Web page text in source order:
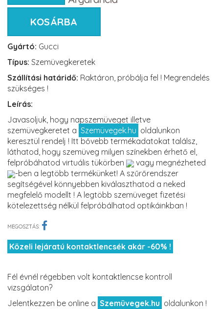
KOSÁRBA
Gyártó: Gucci
Típus: Szemüvegkeretek
Szállítási határidő: Raktáron, próbálja fel ! Megrendelés
szükséges !
Leírás:
Javasoljuk, hogy napszemüveget illetve
szemüvegkeretet a Szemüvegek.hu oldalunkon
keresztül rendelj ! Itt bővebb termékadatokat találsz,
láthatod, hogy szemüveg milyen színekben érhető el,
felpróbáhatod virtuális tükörben
vagy megnézheted
-ben a legtöbb termékünket! A szűrőrendszer
segítségével könnyebben kiválaszthatod a neked
megfelelő modellt ! A legtöbb szemüveget fizetési
kötelezettség nélkül felpróbálhatod optikáinkban !
MEGOSZTÁS:
Közeli lejáratú kontaktlencsék akár -60% !
Fél évnél régebben volt kontaktlencse kontroll
vizsgálaton?
Jelentkezzen be online a Szemüvegek.hu oldalunkon !